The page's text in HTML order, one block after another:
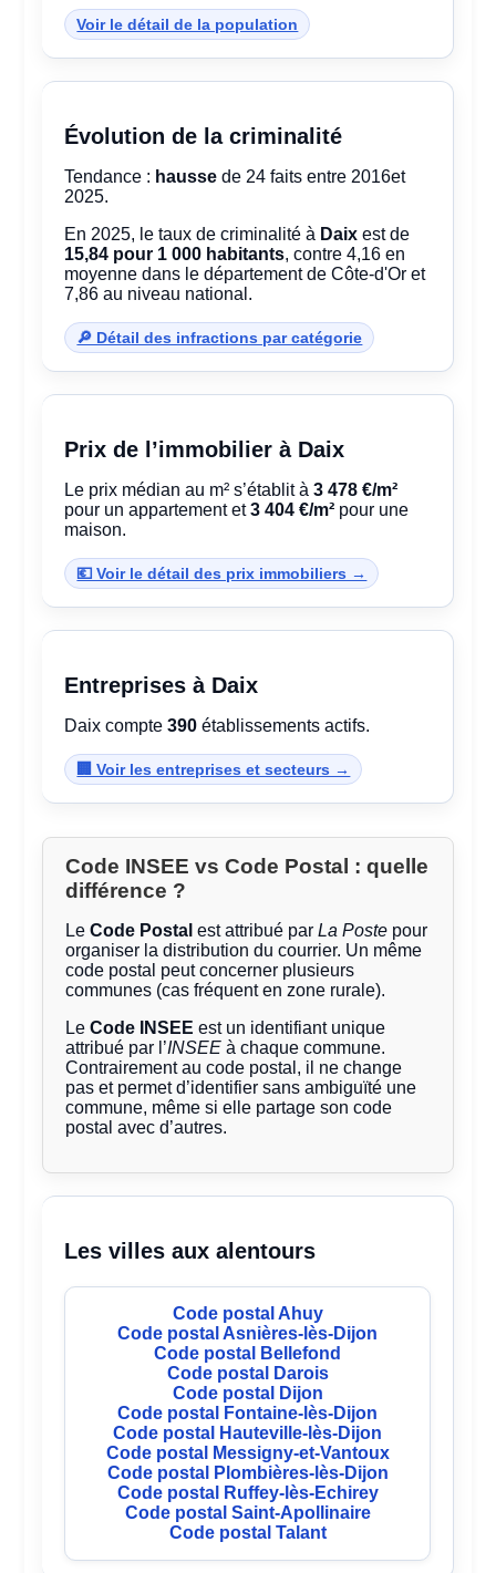
Voir le détail de la population
Évolution de la criminalité
Tendance : hausse de 24 faits entre 2016et
2025.
En 2025, le taux de criminalité à Daix est de
15,84 pour 1 000 habitants, contre 4,16 en
moyenne dans le département de Côte-d'Or et
7,86 au niveau national.
🔎 Détail des infractions par catégorie
Prix de l’immobilier à Daix
Le prix médian au m² s’établit à3 478 €/m²
pour un appartement et3 404 €/m² pour une
maison.
💶 Voir le détail des prix immobiliers →
Entreprises à Daix
Daix compte390 établissements actifs.
🏢 Voir les entreprises et secteurs →
Code INSEE vs Code Postal : quelle
différence ?
LeCode Postal est attribué parLa Poste pour
organiser la distribution du courrier. Un même
code postal peut concerner plusieurs
communes (cas fréquent en zone rurale).
LeCode INSEE est un identifiant unique
attribué par l’INSEE à chaque commune.
Contrairement au code postal, il ne change
pas et permet d’identifier sans ambiguïté une
commune, même si elle partage son code
postal avec d’autres.
Les villes aux alentours
Code postal Ahuy
Code postal Asnières-lès-Dijon
Code postal Bellefond
Code postal Darois
Code postal Dijon
Code postal Fontaine-lès-Dijon
Code postal Hauteville-lès-Dijon
Code postal Messigny-et-Vantoux
Code postal Plombières-lès-Dijon
Code postal Ruffey-lès-Echirey
Code postal Saint-Apollinaire
Code postal Talant